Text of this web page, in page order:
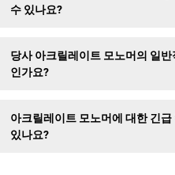
수 있나요?
당사 아크릴레이트 모노머의 일
인가요?
아크릴레이트 모노머에 대한 긴
있나요?